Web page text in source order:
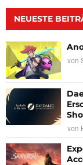
NEUESTE
von
von